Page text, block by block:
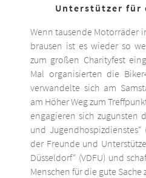
Unterstützer für
Wenn tausende Motorräder
brausen ist es wieder so
zum großen Charityfest
Mal organisierten die
verwandelte sich am
am Höher Weg zum
engagieren sich zugunsten
und Jugendhospizdienstes“
der Freunde und
Düsseldorf“ (VDFU) und
Menschen für die gute Sache